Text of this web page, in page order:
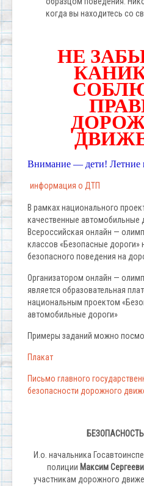
когда вы находитесь со
НЕ
Внимание — дети! Летние
информация о ДТП
В рамках национального
качественные автомобильные
Всероссийская онлайн —
классов «Безопасные дороги»
безопасного поведения на
Организатором онлайн —
является образовательная
национальным проектом
автомобильные дороги»
Примеры заданий можно
Плакат
Письмо главного
безопасности дорожного
И.о. начальника
полиции Максим
участникам дорожного